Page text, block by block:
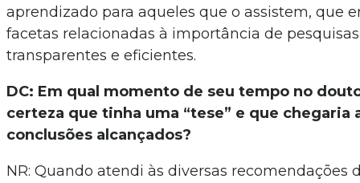
aprendizado para aqueles que o assistem, que
facetas relacionadas à importância de
transparentes e eficientes.
DC: Em qual momento de seu tempo no
certeza que tinha uma “tese” e que chegaria
conclusões alcançados?
NR: Quando atendi às diversas recomendações